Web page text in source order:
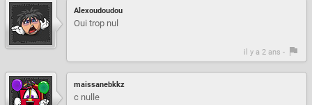
Alexoudoudou
Oui trop nul
il y a 2 ans -
maissanebkkz
c nulle